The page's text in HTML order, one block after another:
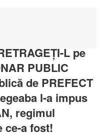
pentru
L pe
PUBLIC
de PREFECT
l-a impus
regimul
ce-a fost!